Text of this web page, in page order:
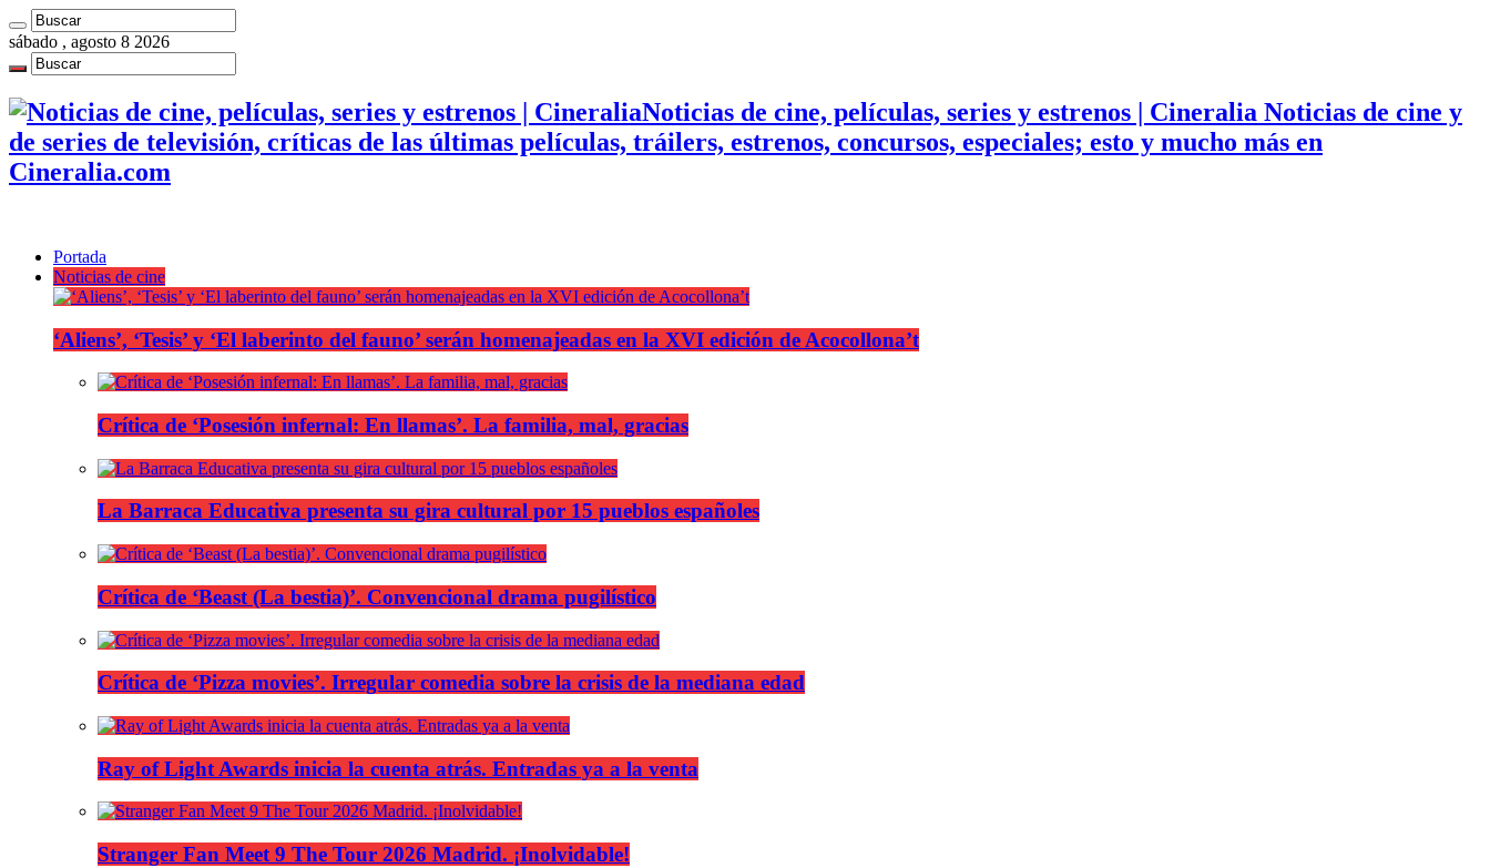
sábado , agosto 8 2026
Noticias de cine, películas, series y estrenos | Cineralia Noticias de cine y
de series de televisión, críticas de las últimas películas, tráilers, estrenos, concursos, especiales; esto y mucho más en
Cineralia.com
Portada
Noticias de cine
‘Aliens’, ‘Tesis’ y ‘El laberinto del fauno’ serán homenajeadas en la XVI edición de Acocollona’t
Crítica de ‘Posesión infernal: En llamas’. La familia, mal, gracias
La Barraca Educativa presenta su gira cultural por 15 pueblos españoles
Crítica de ‘Beast (La bestia)’. Convencional drama pugilístico
Crítica de ‘Pizza movies’. Irregular comedia sobre la crisis de la mediana edad
Ray of Light Awards inicia la cuenta atrás. Entradas ya a la venta
Stranger Fan Meet 9 The Tour 2026 Madrid. ¡Inolvidable!